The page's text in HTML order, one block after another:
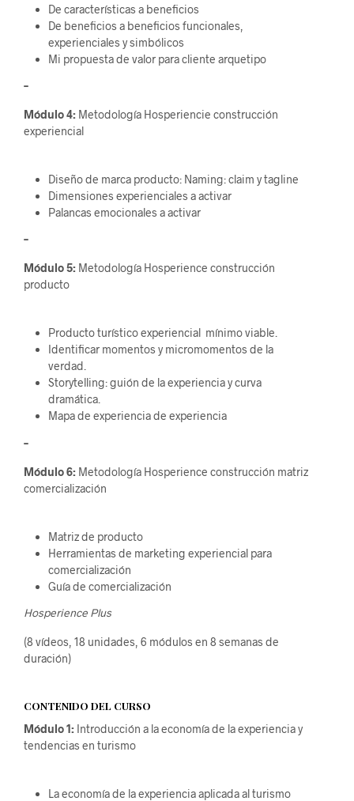
De características a beneficios
De beneficios a beneficios funcionales,
experienciales y simbólicos
Mi propuesta de valor para cliente arquetipo
–
Módulo 4: Metodología Hosperiencie construcción
experiencial
Diseño de marca producto: Naming: claim y tagline
Dimensiones experienciales a activar
Palancas emocionales a activar
–
Módulo 5: Metodología Hosperience construcción
producto
Producto turístico experiencial mínimo viable.
Identificar momentos y micromomentos de la
verdad.
Storytelling: guión de la experiencia y curva
dramática.
Mapa de experiencia de experiencia
–
Módulo 6: Metodología Hosperience construcción matriz
comercialización
Matriz de producto
Herramientas de marketing experiencial para
comercialización
Guía de comercialización
Hosperience Plus
(8 vídeos, 18 unidades, 6 módulos en 8 semanas de
duración)
CONTENIDO DEL CURSO
Módulo 1: Introducción a la economía de la experiencia y
tendencias en turismo
La economía de la experiencia aplicada al turismo